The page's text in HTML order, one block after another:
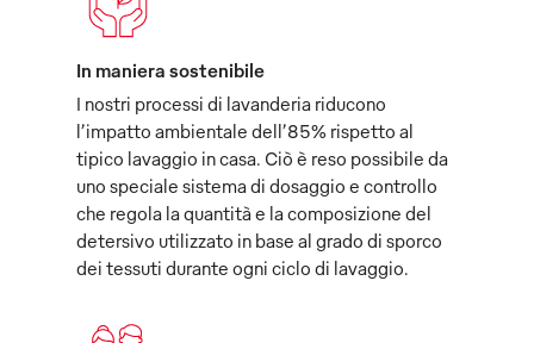
In maniera sostenibile
I nostri processi di lavanderia riducono
l’impatto ambientale dell’85% rispetto al
tipico lavaggio in casa. Ciò è reso possibile da
uno speciale sistema di dosaggio e controllo
che regola la quantità e la composizione del
detersivo utilizzato in base al grado di sporco
dei tessuti durante ogni ciclo di lavaggio.